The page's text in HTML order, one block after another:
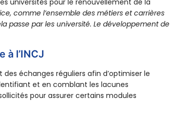
universités pour le renouvellement de la
comme l’ensemble des métiers et carrières
passe par les université. Le développement de
à l’INCJ
échanges réguliers afin d’optimiser le
et en comblant les lacunes
pour assurer certains modules